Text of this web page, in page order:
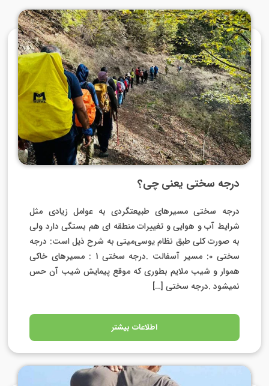
درجه سختی یعنی چی؟
درجه سختی مسیرهای طبیعتگردی به عوامل زیادی مثل
شرایط آب و هوایی و تغییرات منطقه ای هم بستگی دارد ولی
به صورت کلی طبق نظام یوسی‌میتی به شرح ذیل است: درجه
سختی 0: مسیر آسفالت .درجه سختی 1 : مسیرهای خاکی
هموار و شیب ملایم بطوری که موقع پیمایش شیب آن حس
نمیشود .درجه سختی […]
اطلاعات بیشتر